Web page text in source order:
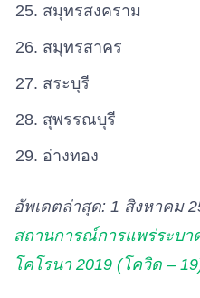
สมุทรสงคราม
สมุทรสาคร
สระบุรี
สุพรรณบุรี
อ่างทอง
อัพเดตล่าสุด: 1 สิงหาคม
สถานการณ์การแพร่ระบา
โคโรนา 2019 (โควิด –